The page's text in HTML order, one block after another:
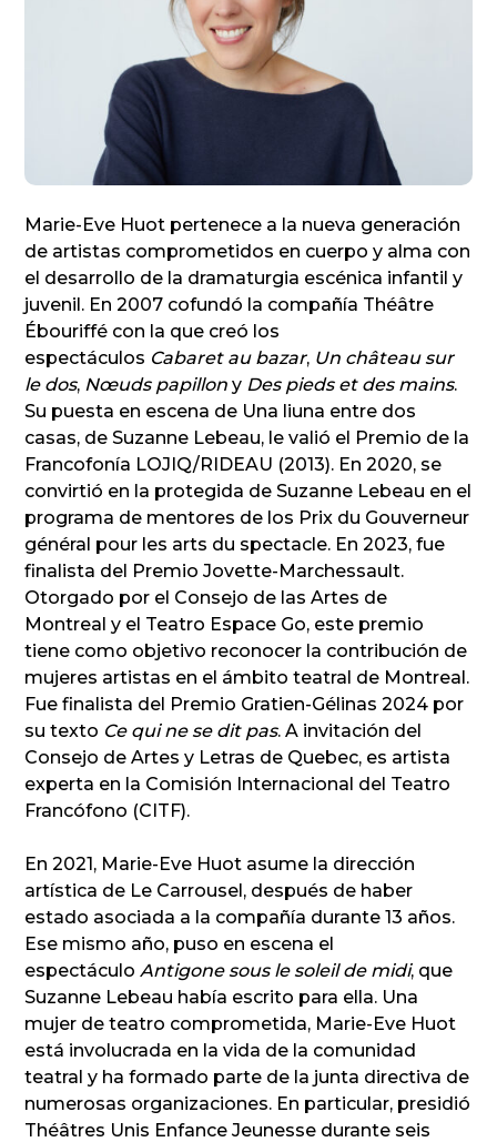
Marie-Eve Huot pertenece a la nueva generación
de artistas comprometidos en cuerpo y alma con
el desarrollo de la dramaturgia escénica infantil y
juvenil. En 2007 cofundó la compañía Théâtre
Ébouriffé con la que creó los
espectáculos Cabaret au bazar, Un château sur
le dos, Nœuds papillon y Des pieds et des mains.
Su puesta en escena de Una liuna entre dos
casas, de Suzanne Lebeau, le valió el Premio de la
Francofonía LOJIQ/RIDEAU (2013). En 2020, se
convirtió en la protegida de Suzanne Lebeau en el
programa de mentores de los Prix du Gouverneur
général pour les arts du spectacle. En 2023, fue
finalista del Premio Jovette-Marchessault.
Otorgado por el Consejo de las Artes de
Montreal y el Teatro Espace Go, este premio
tiene como objetivo reconocer la contribución de
mujeres artistas en el ámbito teatral de Montreal.
Fue finalista del Premio Gratien-Gélinas 2024 por
su texto Ce qui ne se dit pas. A invitación del
Consejo de Artes y Letras de Quebec, es artista
experta en la Comisión Internacional del Teatro
Francófono (CITF).
En 2021, Marie-Eve Huot asume la dirección
artística de Le Carrousel, después de haber
estado asociada a la compañía durante 13 años.
Ese mismo año, puso en escena el
espectáculoAntigone sous le soleil de midi, que
Suzanne Lebeau había escrito para ella. Una
mujer de teatro comprometida, Marie-Eve Huot
está involucrada en la vida de la comunidad
teatral y ha formado parte de la junta directiva de
numerosas organizaciones. En particular, presidió
Théâtres Unis Enfance Jeunesse durante seis